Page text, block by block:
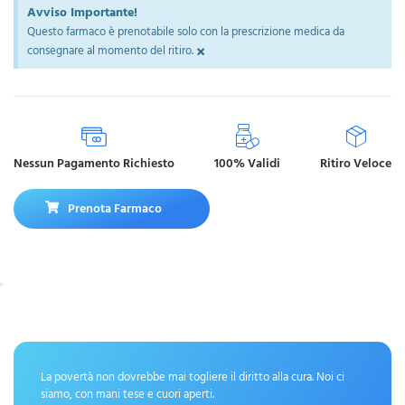
Avviso Importante!
Questo farmaco è prenotabile solo con la prescrizione medica da
consegnare al momento del ritiro.×
Nessun Pagamento Richiesto 100% Validi Ritiro Veloce
Prenota Farmaco
La povertà non dovrebbe mai togliere il diritto alla cura. Noi ci
siamo, con mani tese e cuori aperti.